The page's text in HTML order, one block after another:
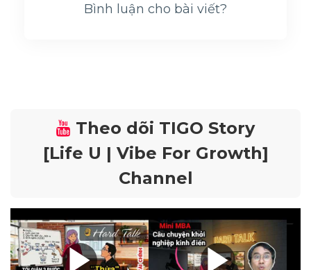
Bình luận cho bài viết?
Theo dõi TIGO Story
[Life U | Vibe For Growth]
Channel